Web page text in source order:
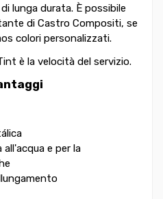
lunga durata. È possibile
di Castro Compositi, se
colori personalizzati.
è la velocità del servizio.
e per la